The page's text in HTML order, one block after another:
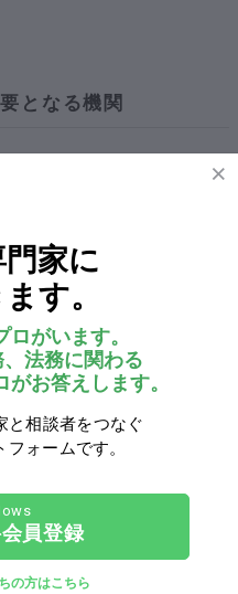
となる機関
に
、下記の通り、機関や役
せん。
独立取締役１名の選任
、または指名委員会を設置し
家に
す。
がいます。
法務に関わる
お答えします。
と相談者をつなぐ
ォームです。
員登録
の方はこちら